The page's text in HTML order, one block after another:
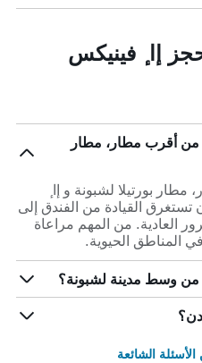
إا ٕ فينيكس
أقرب مطار، مطار
مطار بورتيلا لشبونة و إا
القيادة من الفندق إلى
المرور العادية. من المهم مراعاة
المناطق الحيوية.
وسط مدينة لشبونة؟
الشائعة